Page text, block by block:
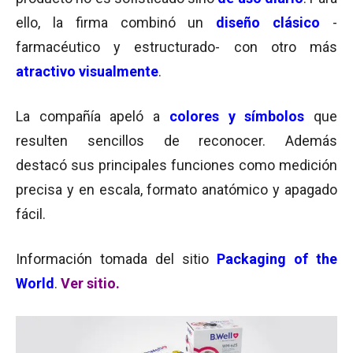
ello, la firma combinó un diseño clásico -
farmacéutico y estructurado- con otro más
atractivo visualmente.
La compañía apeló a colores y símbolos que
resulten sencillos de reconocer. Además
destacó sus principales funciones como medición
precisa y en escala, formato anatómico y apagado
fácil.
Información tomada del sitio Packaging of the
World . Ver sitio.